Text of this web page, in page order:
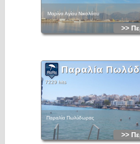
Μαρίνα Αγίου Νικολάου
>>
Παραλία
7229 hits
Παραλία Πωλύδωρας
>>